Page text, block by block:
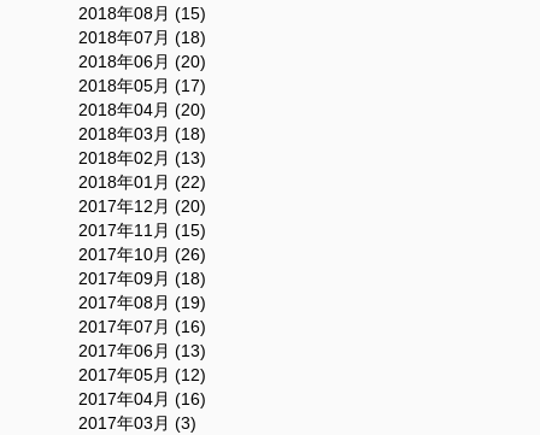
2018年08月 (15)
2018年07月 (18)
2018年06月 (20)
2018年05月 (17)
2018年04月 (20)
2018年03月 (18)
2018年02月 (13)
2018年01月 (22)
2017年12月 (20)
2017年11月 (15)
2017年10月 (26)
2017年09月 (18)
2017年08月 (19)
2017年07月 (16)
2017年06月 (13)
2017年05月 (12)
2017年04月 (16)
2017年03月 (3)